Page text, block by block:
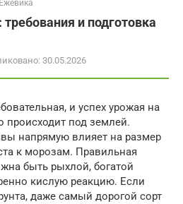
Ежевика
и подготовка
30.05.2026
и успех урожая на
происходит под землей.
напрямую влияет на размер
к морозам. Правильная
быть рыхлой, богатой
кислую реакцию. Если
даже самый дорогой сорт